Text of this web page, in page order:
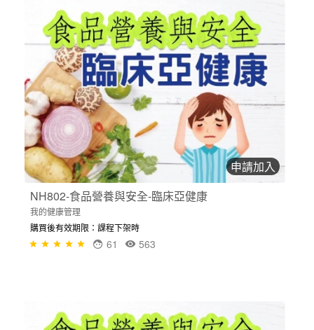
申請加入
NH802-食品營養與安全-臨床亞健康
我的健康管理
購買後有效期限：課程下架時
563
61